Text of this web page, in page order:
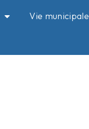
Vie municipale